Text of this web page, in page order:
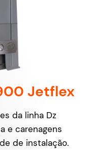
Jetflex
da linha Dz
e carenagens
de instalação.